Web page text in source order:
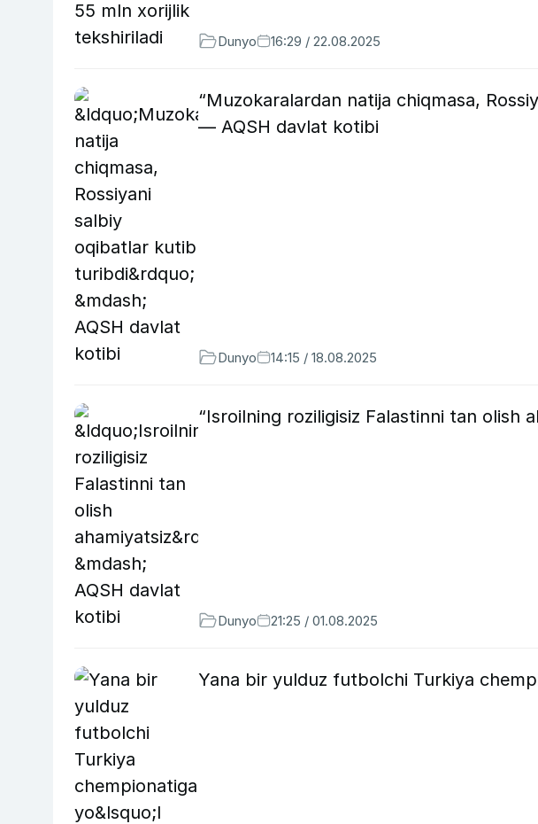
Dunyo 16:29 / 22.08.2025
“Muzokaralardan natija chiqmasa,
— AQSH davlat kotibi
Dunyo 14:15 / 18.08.2025
“Isroilning roziligisiz Falastinni tan olish
Dunyo 21:25 / 01.08.2025
Yana bir yulduz futbolchi Turkiya